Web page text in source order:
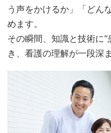
う声をかけるか」「どん
めます。
その瞬間、知識と技術に
き、看護の理解が一段深